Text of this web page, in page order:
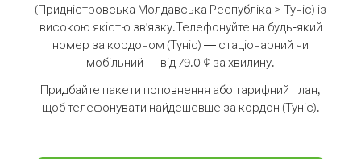
(Придністровська Молдавська Республіка > Туніс) із
високою якістю зв'язку.Телефонуйте на будь-який
номер за кордоном (Туніс) — стаціонарний чи
мобільний — від 79.0 ¢ за хвилину.
Придбайте пакети поповнення або тарифний план,
щоб телефонувати найдешевше за кордон (Туніс).